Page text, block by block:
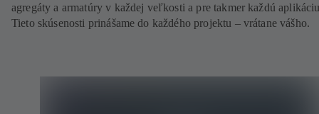
agregáty a armatúry v každej veľkosti a pre takmer každú
Tieto skúsenosti prinášame do každého projektu – vrátane vášho.